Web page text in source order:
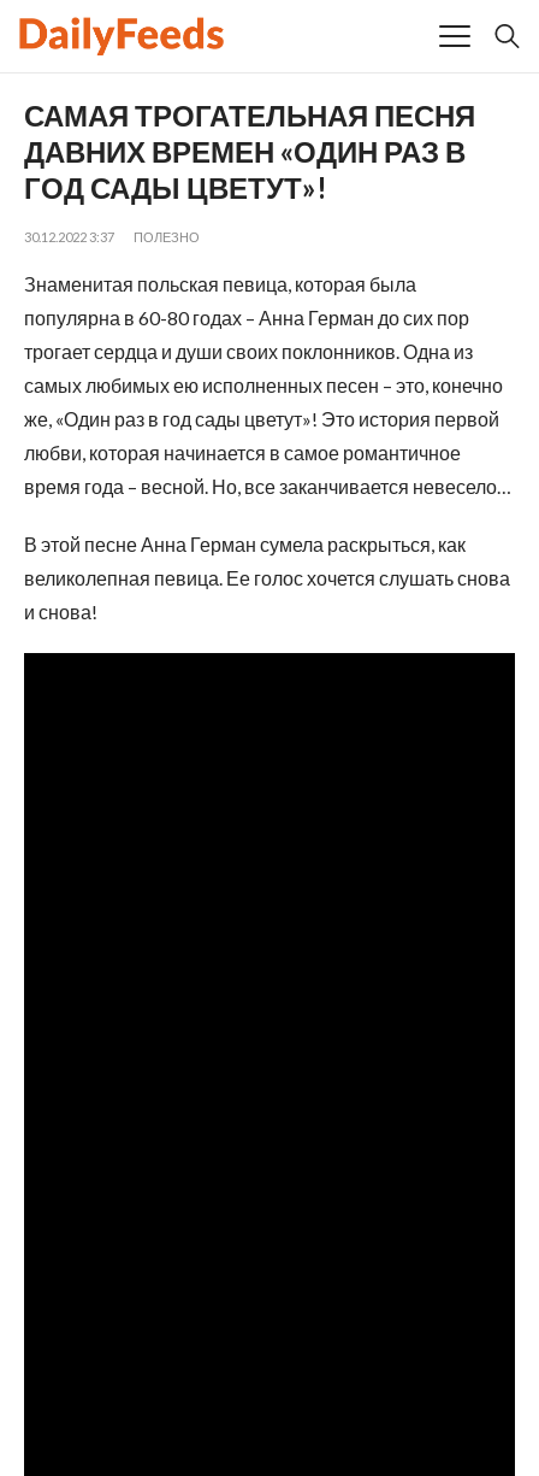
САМАЯ ТРОГАТЕЛЬНАЯ ПЕСНЯ
ДАВНИХ ВРЕМЕН «ОДИН РАЗ В
ГОД САДЫ ЦВЕТУТ»!
30.12.2022 3:37 ПОЛЕЗНО
Знаменитая польская певица, которая была
популярна в 60-80 годах – Анна Герман до сих пор
трогает сердца и души своих поклонников. Одна из
самых любимых ею исполненных песен – это, конечно
же, «Один раз в год сады цветут»! Это история первой
любви, которая начинается в самое романтичное
время года – весной. Но, все заканчивается невесело…
В этой песне Анна Герман сумела раскрыться, как
великолепная певица. Ее голос хочется слушать снова
и снова!